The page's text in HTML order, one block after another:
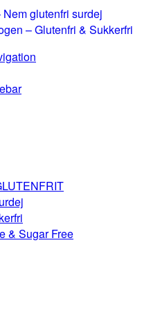
glutenfri surdej
– Glutenfri & Sukkerfri
& Sugar Free